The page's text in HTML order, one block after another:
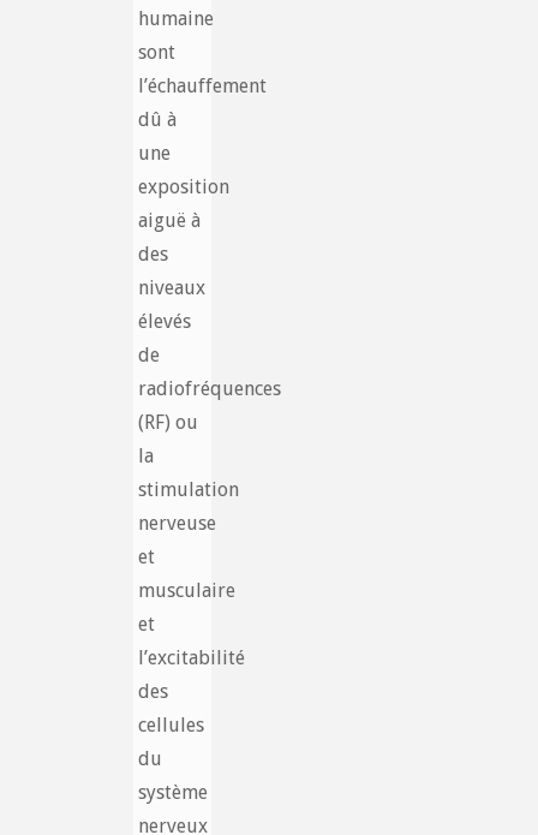
humaine
sont
l’échauffement
dû à
une
exposition
aiguë à
des
niveaux
élevés
de
radiofréquences
(RF) ou
la
stimulation
nerveuse
et
musculaire
et
l’excitabilité
des
cellules
du
système
nerveux